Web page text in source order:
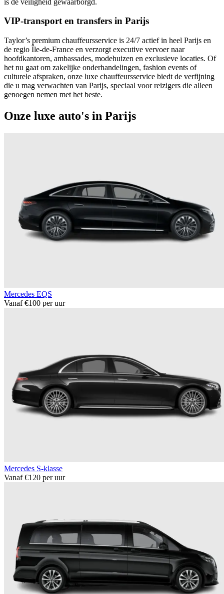
VIP-transport en transfers in Parijs
Taylor’s premium chauffeursservice is 24/7 actief in heel Parijs en
de regio Île-de-France en verzorgt executive vervoer naar
hoofdkantoren, ambassades, modehuizen en exclusieve locaties. Of
het nu gaat om zakelijke onderhandelingen, fashion events of
culturele afspraken, onze luxe chauffeursservice biedt de verfijning
die u mag verwachten van Parijs, speciaal voor reizigers die alleen
genoegen nemen met het beste.
Onze luxe auto's in Parijs
Mercedes EQS
Vanaf €100 per uur
Mercedes S-klasse
Vanaf €120 per uur